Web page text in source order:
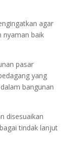
agar
nyaman baik
pasar
yang
bangunan
disesuaikan
tindak lanjut